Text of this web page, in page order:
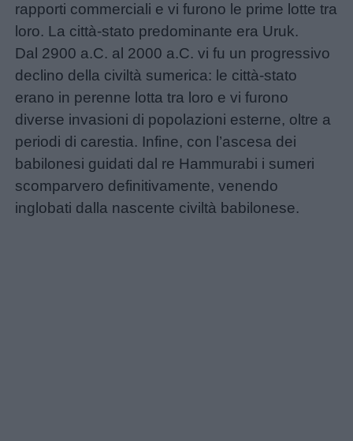
Giochi
Lavoretti
Nomi
maschili
Nomi
femminili
rapporti commerciali e vi furono le prime lotte tra
loro. La città-stato predominante era Uruk.
Dal 2900 a.C. al 2000 a.C. vi fu un progressivo
declino della civiltà sumerica: le città-stato
erano in perenne lotta tra loro e vi furono
diverse invasioni di popolazioni esterne, oltre a
periodi di carestia. Infine, con l’ascesa dei
babilonesi guidati dal re Hammurabi i sumeri
scomparvero definitivamente, venendo
inglobati dalla nascente civiltà babilonese.